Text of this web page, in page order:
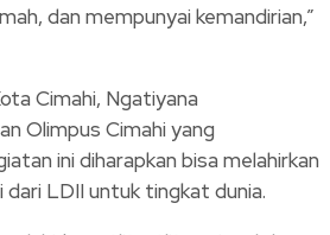
dan mempunyai kemandirian,”
Cimahi, Ngatiyana
Olimpus Cimahi yang
ini diharapkan bisa melahirkan
LDII untuk tingkat dunia.